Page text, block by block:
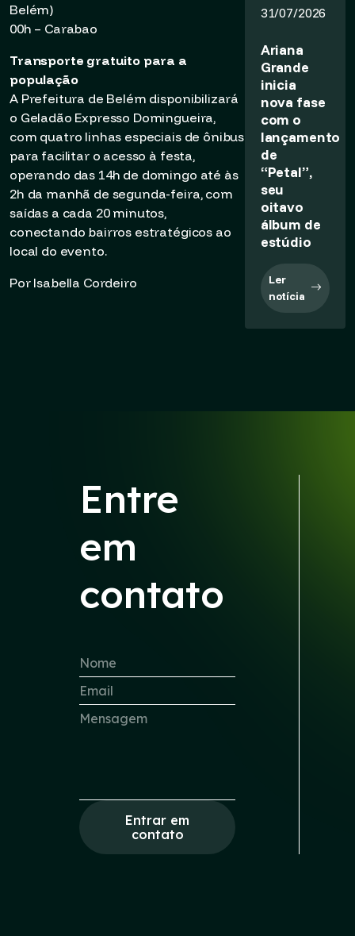
Belém)
00h – Carabao
Transporte gratuito para a
população
A Prefeitura de Belém disponibilizará
o Geladão Expresso Domingueira,
com quatro linhas especiais de ônibus
para facilitar o acesso à festa,
operando das 14h de domingo até às
2h da manhã de segunda-feira, com
saídas a cada 20 minutos,
conectando bairros estratégicos ao
local do evento.
Por Isabella Cordeiro
31/07/2026
Ariana
Grande
inicia
nova fase
com o
lançamento
de
“Petal”,
seu
oitavo
álbum de
estúdio
Ler
notícia
Entre
em
contato
Entrar em
contato